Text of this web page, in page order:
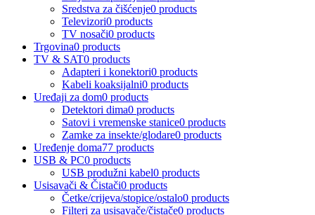
Sredstva za čišćenje0 products
Televizori0 products
TV nosači0 products
Trgovina0 products
TV & SAT0 products
Adapteri i konektori0 products
Kabeli koaksijalni0 products
Uređaji za dom0 products
Detektori dima0 products
Satovi i vremenske stanice0 products
Zamke za insekte/glodare0 products
Uređenje doma77 products
USB & PC0 products
USB produžni kabel0 products
Usisavači & Čistači0 products
Četke/crijeva/stopice/ostalo0 products
Filteri za usisavače/čistače0 products